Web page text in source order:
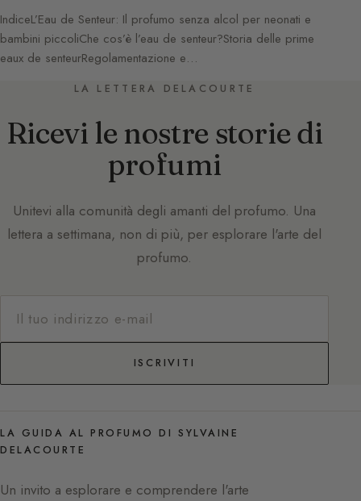
IndiceL’Eau de Senteur: Il profumo senza alcol per neonati e
bambini piccoliChe cos’è l’eau de senteur?Storia delle prime
eaux de senteurRegolamentazione e…
LA LETTERA DELACOURTE
Ricevi le nostre storie di
profumi
Unitevi alla comunità degli amanti del profumo. Una
lettera a settimana, non di più, per esplorare l'arte del
profumo.
ISCRIVITI
LA GUIDA AL PROFUMO DI SYLVAINE
DELACOURTE
Un invito a esplorare e comprendere l'arte